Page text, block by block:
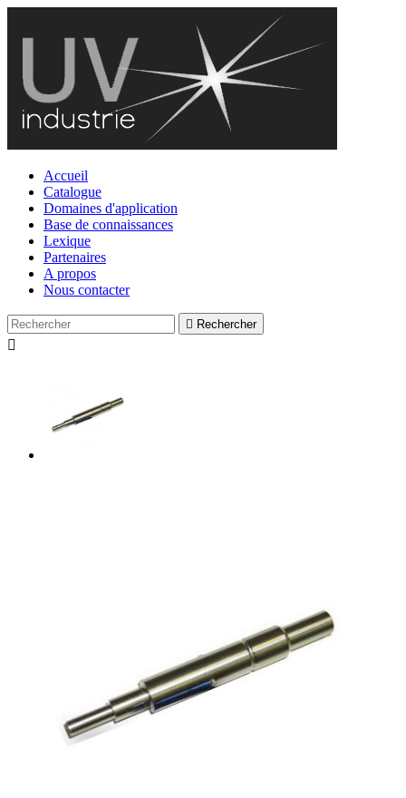
Accueil
Catalogue
Domaines d'application
Base de connaissances
Lexique
Partenaires
A propos
Nous contacter
 Rechercher
